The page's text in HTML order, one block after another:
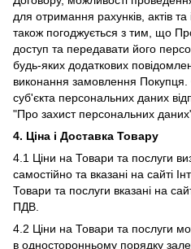
для отримання рахунків, актів
також погоджується з тим, що
доступ та передавати його
будь-яких додаткових
виконання замовлення
суб'єкта персональних даних
"Про захист персональних
4. Ціна і Доставка Товару
4.1 Ціни на Товари та послуги
самостійно та вказані на сайті
Товари та послуги вказані на
ПДВ.
4.2 Ціни на Товари та послуги
в односторонньому порядку